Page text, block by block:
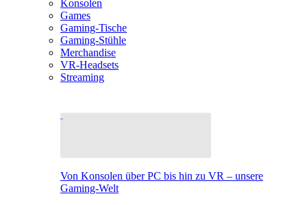
Konsolen
Games
Gaming-Tische
Gaming-Stühle
Merchandise
VR-Headsets
Streaming
Von Konsolen über PC bis hin zu VR – unsere
Gaming-Welt